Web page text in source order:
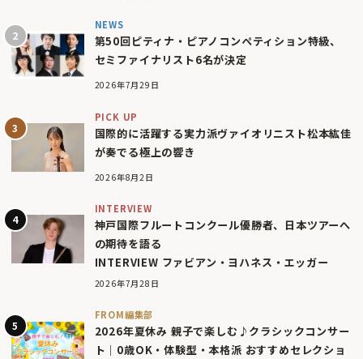
NEWS
第50回ピティナ・ピアノコンペティション特級、
セミファイナリスト6名が決定
2026年7月29日
PICK UP
国際的に活躍する実力派ヴァイオリニスト松本紘佳
が奏でる極上の響き
2026年8月2日
INTERVIEW
神戸国際フルートコンクール優勝者、日本ツアーへ
の期待を語る
INTERVIEW ファビアン・ヨハネス・エッガー
2026年7月28日
FROM編集部
2026年夏休み 親子で楽しむ♪クラシックコンサー
ト｜0歳OK・体験型・本格派 おすすめセレクショ